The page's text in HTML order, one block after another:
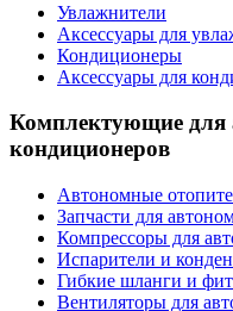
Увлажнители
Аксессуары для
Кондиционеры
Аксессуары для
Комплектующие для
кондиционеров
Автономные
Запчасти для
Компрессоры для
Испарители и
Гибкие шланги и
Вентиляторы для